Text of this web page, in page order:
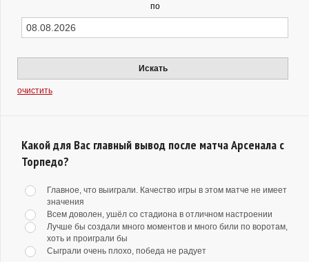
по
Искать
очистить
Какой для Вас главный вывод после матча Арсенала с
Торпедо?
Главное, что выиграли. Качество игры в этом матче не имеет
значения
Всем доволен, ушёл со стадиона в отличном настроении
Лучше бы создали много моментов и много били по воротам,
хоть и проиграли бы
Сыграли очень плохо, победа не радует